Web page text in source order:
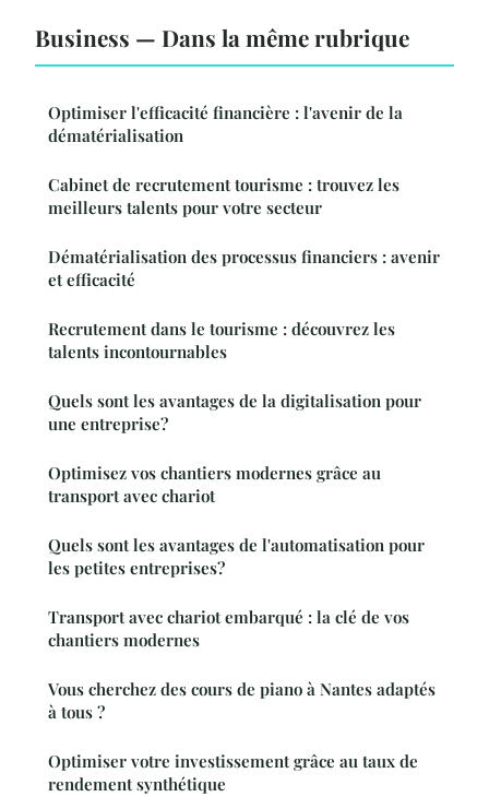
Business — Dans la même rubrique
Optimiser l'efficacité financière : l'avenir de la
dématérialisation
Cabinet de recrutement tourisme : trouvez les
meilleurs talents pour votre secteur
Dématérialisation des processus financiers : avenir
et efficacité
Recrutement dans le tourisme : découvrez les
talents incontournables
Quels sont les avantages de la digitalisation pour
une entreprise?
Optimisez vos chantiers modernes grâce au
transport avec chariot
Quels sont les avantages de l'automatisation pour
les petites entreprises?
Transport avec chariot embarqué : la clé de vos
chantiers modernes
Vous cherchez des cours de piano à Nantes adaptés
à tous ?
Optimiser votre investissement grâce au taux de
rendement synthétique